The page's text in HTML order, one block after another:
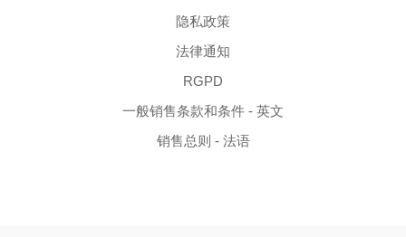
隐私政策
法律通知
RGPD
一般销售条款和条件 - 英文
销售总则 - 法语